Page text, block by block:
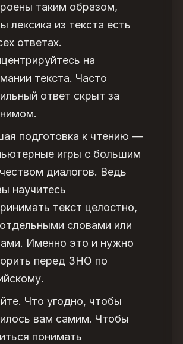
таким образом,
лексика из текста есть
ответах.
на
текста. Часто
ответ скрыт за
подготовка к чтению —
игры с большим
диалогов. Ведь
научитесь
текст целостно,
словами или
Именно это и нужно
перед ЗНО по
Что угодно, чтобы
вам самим. Чтобы
понимать